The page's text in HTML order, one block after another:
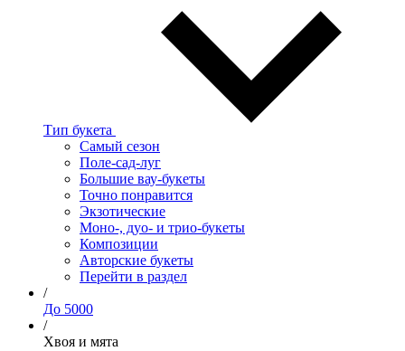
Тип букета
Самый сезон
Поле-сад-луг
Большие вау-букеты
Точно понравится
Экзотические
Моно-, дуо- и трио-букеты
Композиции
Авторские букеты
Перейти в раздел
/
До 5000
/
Хвоя и мята